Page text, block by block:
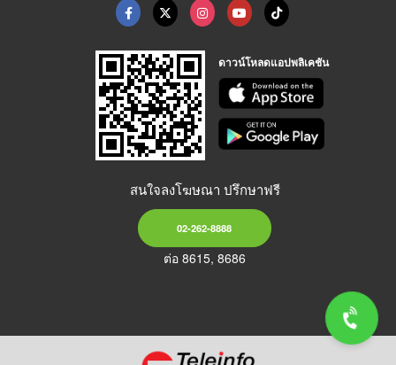
ดาวน์โหลดแอปพลิเคชัน
สนใจลงโฆษณา ปรึกษาฟรี
02-262-8888
ต่อ 8615, 8686